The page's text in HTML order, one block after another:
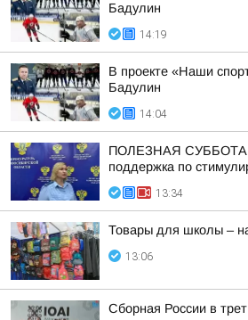
Бадулин
14:19
В проекте «Наши
Бадулин
14:04
ПОЛЕЗНАЯ СУББОТА. В
поддержка по
13:34
Товары для школы –
13:06
Сборная России в